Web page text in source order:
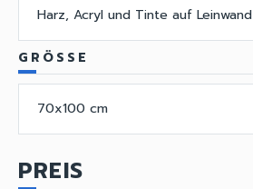
Harz, Acryl und Tinte auf Leinwand
GRÖSSE
70x100 cm
PREIS